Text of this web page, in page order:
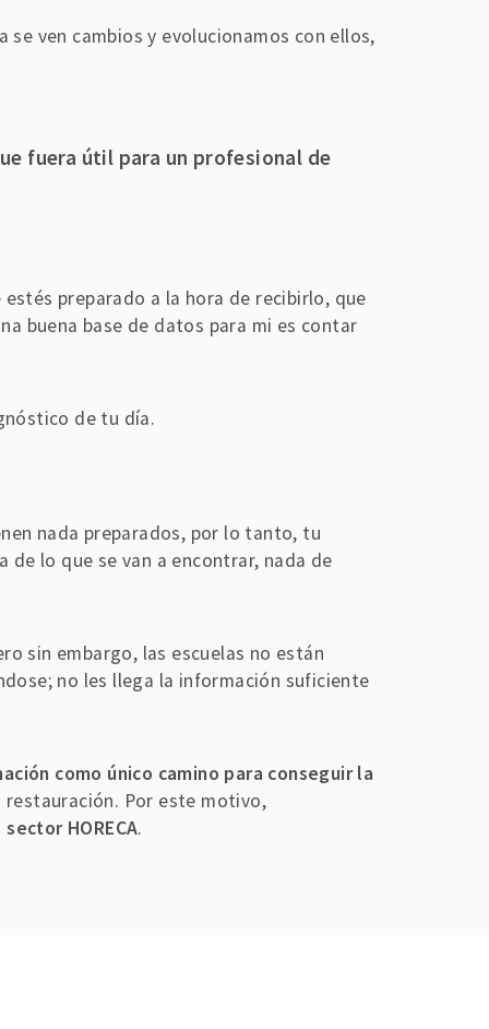
ven cambios y evolucionamos con ellos,
fuera útil para un profesional de
preparado a la hora de recibirlo, que
buena base de datos para mi es contar
de tu día.
nada preparados, por lo tanto, tu
de lo que se van a encontrar, nada de
sin embargo, las escuelas no están
no les llega la información suficiente
como único camino para conseguir la
Por este motivo,
HORECA.